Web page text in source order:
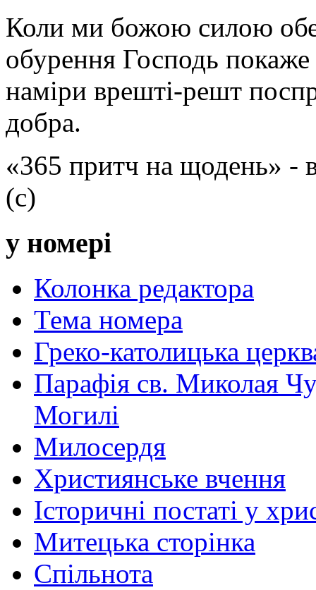
Коли ми божою силою
обурення Господь покаже
наміри врешті-решт
добра.
«365 притч на щодень» -
(с)
у номері
Колонка редактора
Тема номера
Греко-католицька
Парафія св. Миколая
Могилі
Милосердя
Християнське вчення
Історичні постаті у
Митецька сторінка
Спільнота